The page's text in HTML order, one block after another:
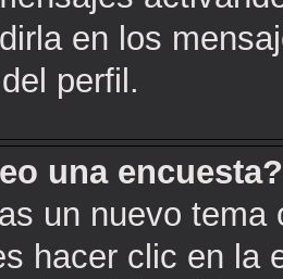
en los
perfil.
una encuesta?
un nuevo
hacer clic en la